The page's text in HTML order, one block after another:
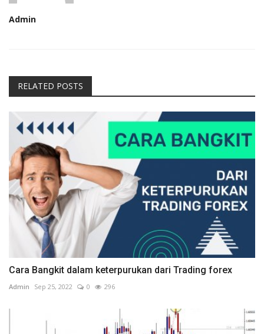
Admin
RELATED POSTS
Cara Bangkit dalam keterpurukan dari Trading forex
Admin Sep 25, 2022 0 296